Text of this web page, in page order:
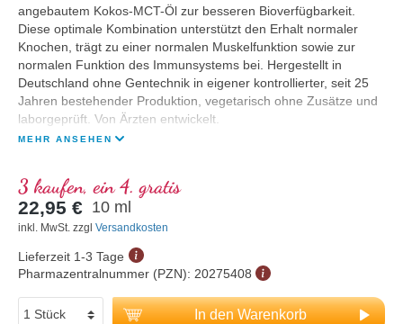
angebautem Kokos-MCT-Öl zur besseren Bioverfügbarkeit.
Diese optimale Kombination unterstützt den Erhalt normaler
Knochen, trägt zu einer normalen Muskelfunktion sowie zur
normalen Funktion des Immunsystems bei. Hergestellt in
Deutschland ohne Gentechnik in eigener kontrollierter, seit 25
Jahren bestehender Produktion, vegetarisch ohne Zusätze und
laborgeprüft. Von Ärzten entwickelt.
MEHR ANSEHEN
3 kaufen, ein 4. gratis
22,95 € 10 ml
inkl. MwSt. zzgl Versandkosten
Lieferzeit 1-3 Tage
Pharmazentralnummer (PZN): 20275408
In den Warenkorb